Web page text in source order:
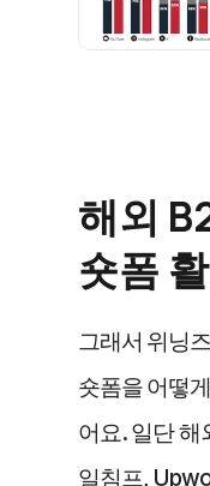
해외
숏폼
그래서 위닝
숏폼을 어떻
어요. 일단
일침프,